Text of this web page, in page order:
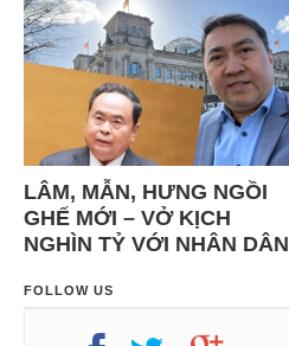
LÂM, MẪN, HƯNG NGỒI
GHẾ MỚI – VỞ KỊCH
NGHÌN TỶ VỚI NHÂN DÂN
FOLLOW US